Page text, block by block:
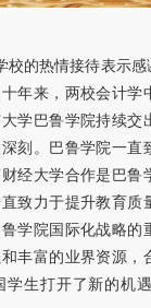
校的热情接待表示
年来，两校会计学
学巴鲁学院持续交
刻。巴鲁学院一直
经大学合作是巴鲁
致力于提升教育质
学院国际化战略的
丰富的业界资源，
学生打开了新的机